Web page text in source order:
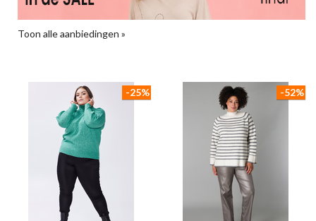
Toon alle aanbiedingen »
-25% -52%